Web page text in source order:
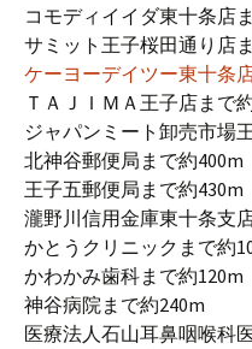
コモディイイダ東十条店
サミット王子桜田通り店
ケーヨーデイツー東十条
ＴＡＪＩＭＡ王子店まで
ジャパンミート卸売市場
北神谷郵便局まで約400m
王子五郵便局まで約430m
瀧野川信用金庫東十条支
かとうクリニックまで約
かわかみ歯科まで約120m
神谷病院まで約240m
医療法人石山耳鼻咽喉科